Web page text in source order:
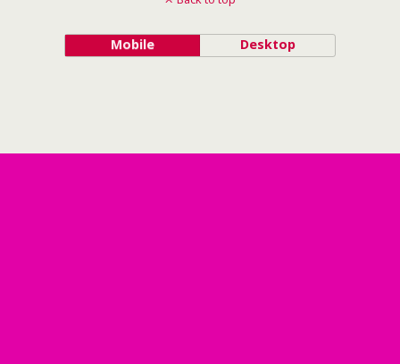
Mobile Desktop